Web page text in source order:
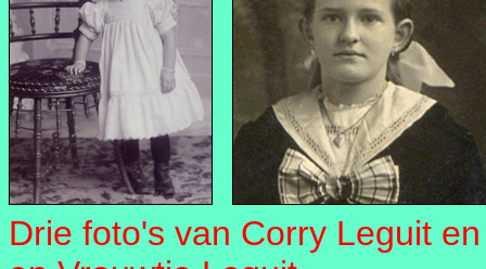
Drie foto's van Corry Leguit